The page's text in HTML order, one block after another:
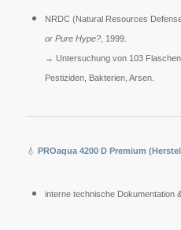
NRDC (Natural Resources
or Pure Hype?, 1999.
→ Untersuchung von 103
Pestiziden, Bakterien, Arsen.
💧 PROaqua 4200 D Premium
interne technische Dokumentation